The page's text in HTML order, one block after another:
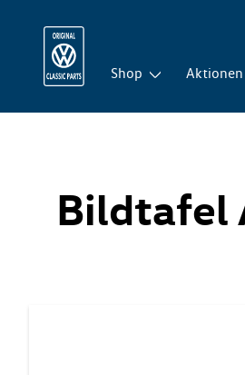
Shop Aktionen
Bildtafel